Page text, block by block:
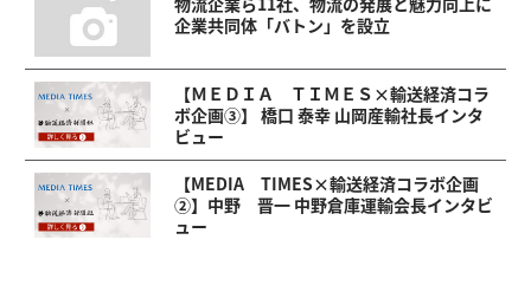
企業共同体「バトン」を設立
【ＭＥＤＩＡ ＴＩＭＥＳ×輸送経済コラ
ボ企画③】 橋口 泰幸 山岡産輸社長インタ
ビュー
【MEDIA TIMES×輸送経済コラボ企画
②】中野 晋一 中野倉庫運輸会長インタビ
ュー